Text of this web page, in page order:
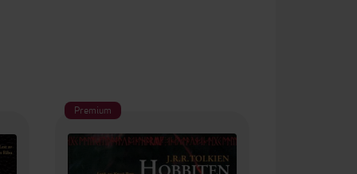
Premium